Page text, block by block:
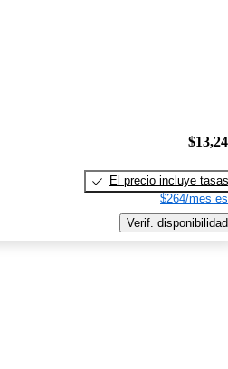
El precio incluye tasas
$264/mes
Verif. disponibilidad